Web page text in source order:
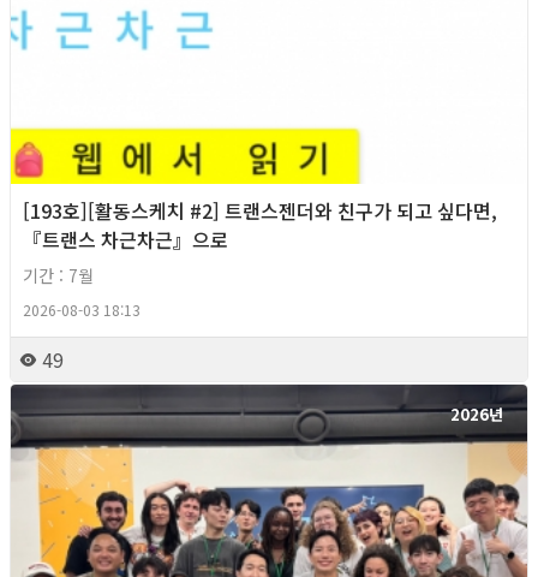
[193호][활동스케치 #2] 트랜스젠더와 친구가 되고 싶다면,
『트랜스 차근차근』으로
기간 : 7월
2026-08-03 18:13
49
2026년